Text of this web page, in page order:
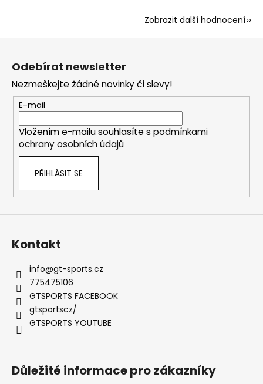
Zobrazit další hodnocení
Odebírat newsletter
Nezmeškejte žádné novinky či slevy!
E-mail
Vložením e-mailu souhlasíte s podmínkami
ochrany osobních údajů
PŘIHLÁSIT SE
Kontakt
info@gt-sports.cz
775475106
GTSPORTS FACEBOOK
gtsportscz/
GTSPORTS YOUTUBE
Důležité informace pro zákazníky